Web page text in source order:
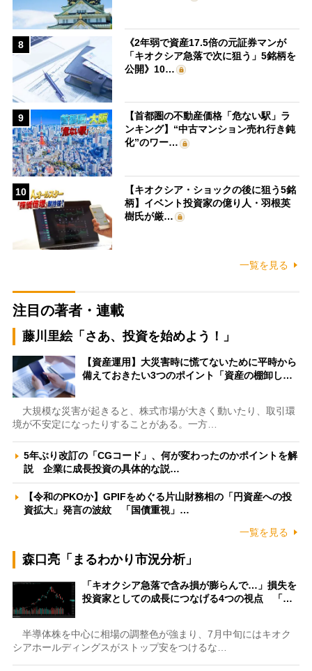
8
《2年弱で資産17.5倍の元証券マンが
「キオクシア急落で次に狙う」5銘柄を
公開》10…
9
【首都圏の不動産価格「危ない駅」ラ
ンキング】“中古マンション売れ行き鈍
化”のワー…
10
【キオクシア・ショックの後に狙う5銘
柄】イベント投資家の億り人・羽根英
樹氏が厳…
一覧を見る
注目の著者・連載
藤川里絵「さあ、投資を始めよう！」
【資産運用】大災害時に慌てないために平時から
備えておきたい3つのポイント「資産の棚卸し…
大規模な災害が起きると、株式市場が大きく動いたり、取引環
境が不安定になったりすることがある。一方…
5年ぶり改訂の「CGコード」、何が変わったのかポイントを解
説 企業に成長投資の具体的な説…
【令和のPKOか】GPIFをめぐる片山財務相の「円資産への投
資拡大」発言の波紋 「国債重視」…
一覧を見る
森口亮「まるわかり市況分析」
「キオクシア急落で含み損が膨らんで…」損失を
投資家としての成長につなげる4つの視点 「…
半導体株を中心に相場の調整色が強まり、7月中旬にはキオク
シアホールディングスがストップ安をつけるな…